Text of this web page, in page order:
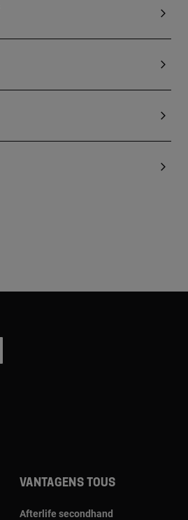
Vantagens TOUS
Afterlife secondhand